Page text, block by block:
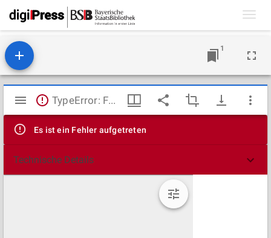
1
Mirador
Viewer
TypeError: Failed to fetch
Es ist ein Fehler aufgetreten
Technische Details